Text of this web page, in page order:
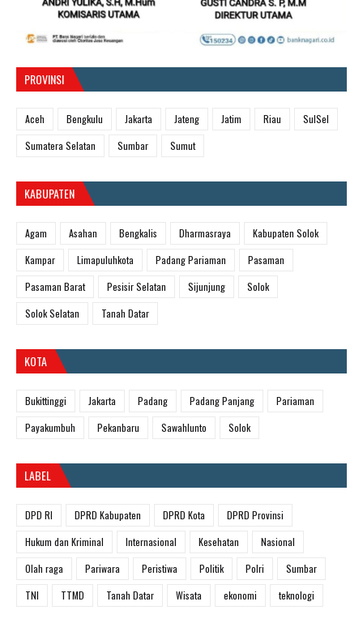
PROVINSI
Aceh Bengkulu Jakarta Jateng Jatim Riau
SulSel
Sumatera Selatan
Sumbar Sumut
KABUPATEN
Agam Asahan Bengkalis Dharmasraya
Kabupaten Solok
Kampar
Limapuluhkota Padang Pariaman
Pasaman
Pasaman Barat
Pesisir Selatan Sijunjung
Solok
Solok Selatan
Tanah Datar
KOTA
Bukittinggi Jakarta Padang Padang Panjang
Pariaman
Payakumbuh
Pekanbaru Sawahlunto Solok
LABEL
DPD RI DPRD Kabupaten DPRD Kota
DPRD Provinsi
Hukum dan Kriminal
Internasional Kesehatan
Nasional
Olah raga
Pariwara Peristiwa Politik Polri
Sumbar
TNI
TTMD Tanah Datar Wisata ekonomi teknologi